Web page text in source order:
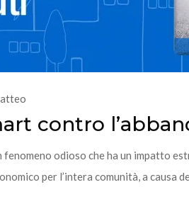
contro
fenomeno odioso che ha un impatto
per l’intera comunità, a causa